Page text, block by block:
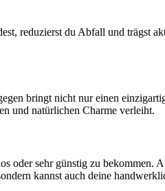
reduzierst du Abfall und trägst
bringt nicht nur einen
und natürlichen Charme verleiht.
oder sehr günstig zu bekommen.
kannst auch deine